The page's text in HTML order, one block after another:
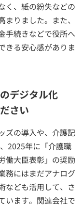
く、紙の紛失などの
りました。また、
手続きなどで役所へ
きる安心感がありま
デジタル化
さい
ズの導入や、介護記
2025年に「介護職
働大臣表彰」の奨励
務にはまだアナログ
なども活用して、さ
います。関連会社で